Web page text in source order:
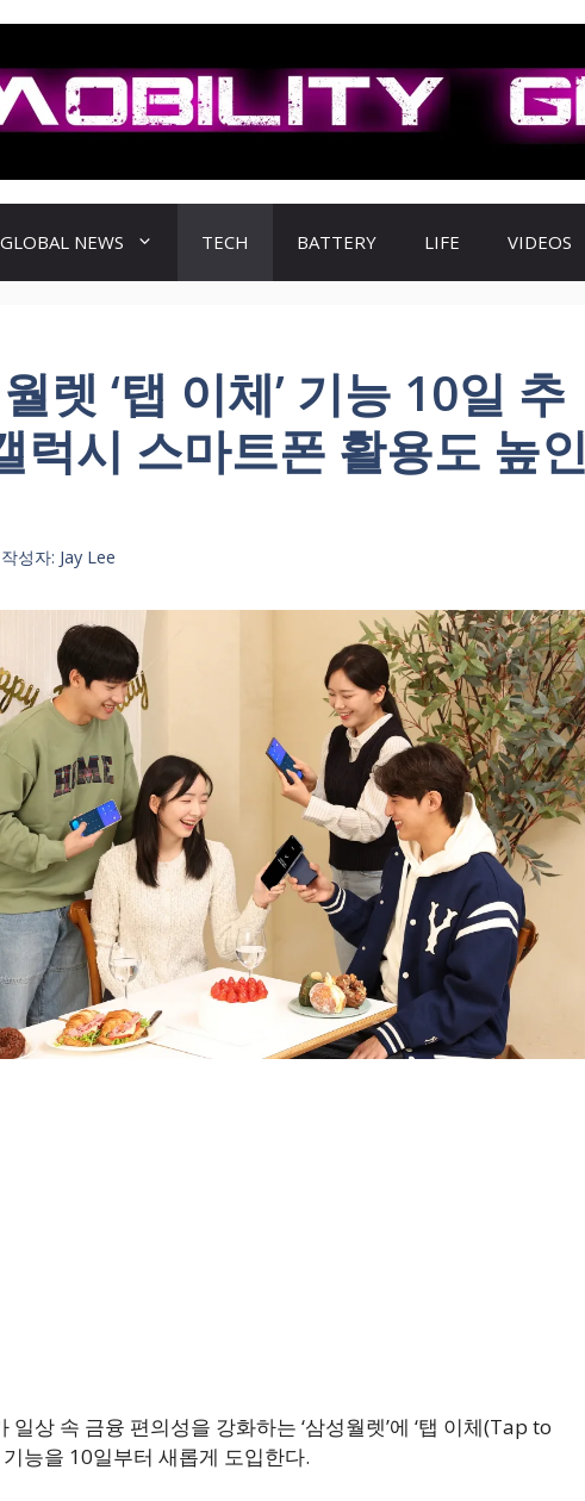
GLOBAL NEWS TECH BATTERY LIFE VIDEOS
렛 ‘탭 이체’ 기능 10일 추
럭시 스마트폰 활용도 높인
작성자: Jay Lee
일상 속 금융 편의성을 강화하는 ‘삼성월렛’에 ‘탭 이체(Tap to
능을 10일부터 새롭게 도입한다.